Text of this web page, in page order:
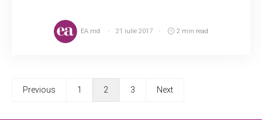
EA.md 21 iulie 2017 2 min read
Previous 1 2 3 Next